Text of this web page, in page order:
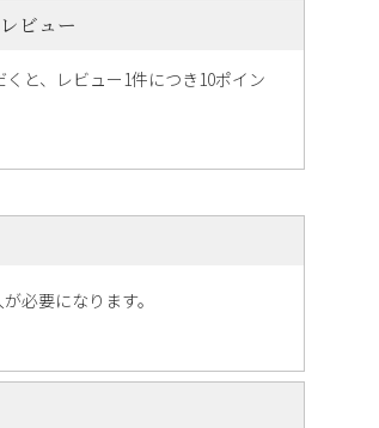
レビュー
と、レビュー1件につき10ポイン
必要になります。